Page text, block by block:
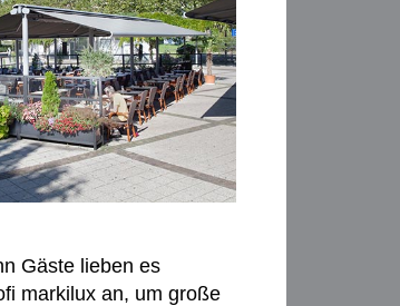
Gäste lieben es
markilux an, um große